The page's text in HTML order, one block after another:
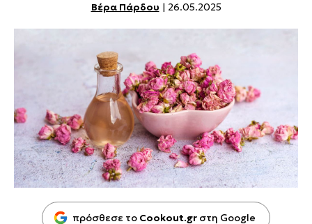
Βέρα Πάρδου | 26.05.2025
πρόσθεσε το Cookout.gr στη Google